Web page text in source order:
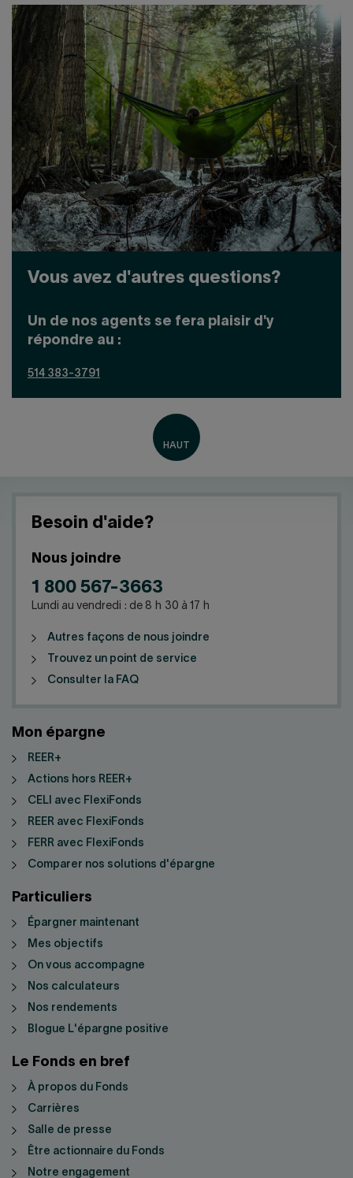
Vous avez d'autres questions?
Un de nos agents se fera plaisir d'y
répondre au :
514 383-3791
Besoin d'aide?
Nous joindre
1 800 567-3663
Lundi au vendredi : de 8 h 30 à 17 h
Autres façons de nous joindre
Trouvez un point de service
Consulter la FAQ
Mon épargne
REER+
Actions hors REER+
CELI avec FlexiFonds
REER avec FlexiFonds
FERR avec FlexiFonds
Comparer nos solutions d'épargne
Particuliers
Épargner maintenant
Mes objectifs
On vous accompagne
Nos calculateurs
Nos rendements
Blogue L'épargne positive
Le Fonds en bref
À propos du Fonds
Carrières
Salle de presse
Être actionnaire du Fonds
Notre engagement